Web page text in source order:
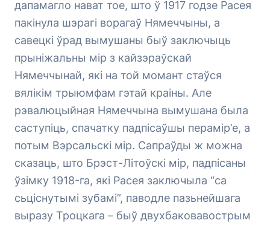
дапамагло нават тое, што ў 1917 годзе Расея
пакінула шэрагі ворагаў Нямеччыны, а
савецкі ўрад вымушаны быў заключыць
прыніжальны мір з кайзэраўскай
Нямеччынай, які на той момант стаўся
вялікім трыюмфам гэтай краіны. Але
рэвалюцыйная Нямеччына вымушана была
саступіць, спачатку падпісаўшы перамір’е, а
потым Вэрсальскі мір. Сапраўды ж можна
сказаць, што Брэст-Літоўскі мір, падпісаны
ўзімку 1918-га, які Расея заключыла “са
сьціснутымі зубамі”, паводле пазьнейшага
выразу Троцкага – быў двухбаковавострым